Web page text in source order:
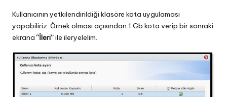
Kullanıcının yetkilendirildiği klasöre kota uygulaması
yapabiliriz. Örnek olması açısından 1 Gb kota verip bir sonraki
ekrana“İleri”ile ileryelelim.